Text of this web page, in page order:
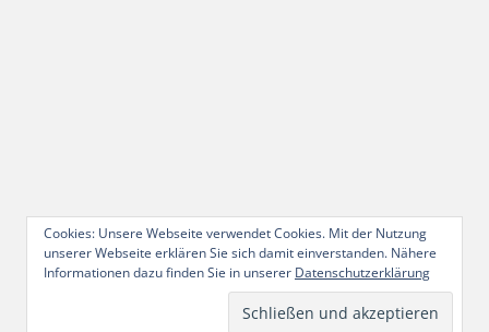
Cookies: Unsere Webseite verwendet Cookies. Mit der Nutzung
unserer Webseite erklären Sie sich damit einverstanden. Nähere
Informationen dazu finden Sie in unserer Datenschutzerklärung